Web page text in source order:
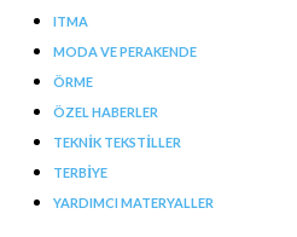
ITMA
MODA VE PERAKENDE
ÖRME
ÖZEL HABERLER
TEKNIK TEKSTILLER
TERBIYE
YARDIMCI MATERYALLER